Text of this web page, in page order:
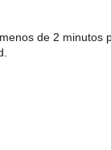
de 2